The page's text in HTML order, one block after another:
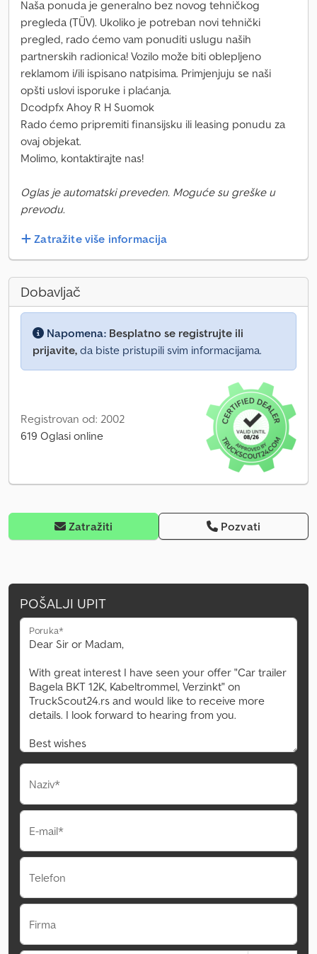
Naša ponuda je generalno bez novog tehničkog
pregleda (TÜV). Ukoliko je potreban novi tehnički
pregled, rado ćemo vam ponuditi uslugu naših
partnerskih radionica! Vozilo može biti oblepljeno
reklamom i/ili ispisano natpisima. Primjenjuju se naši
opšti uslovi isporuke i plaćanja.
Dcodpfx Ahoy R H Suomok
Rado ćemo pripremiti finansijsku ili leasing ponudu za
ovaj objekat.
Molimo, kontaktirajte nas!
Oglas je automatski preveden. Moguće su greške u
prevodu.
Zatražite više informacija
Dobavljač
Napomena: Besplatno se registrujte ili
prijavite, da biste pristupili svim informacijama.
Registrovan od: 2002
619 Oglasi online
Zatražiti Pozvati
POŠALJI UPIT
Poruka*
Naziv*
E-mail*
Telefon
Firma